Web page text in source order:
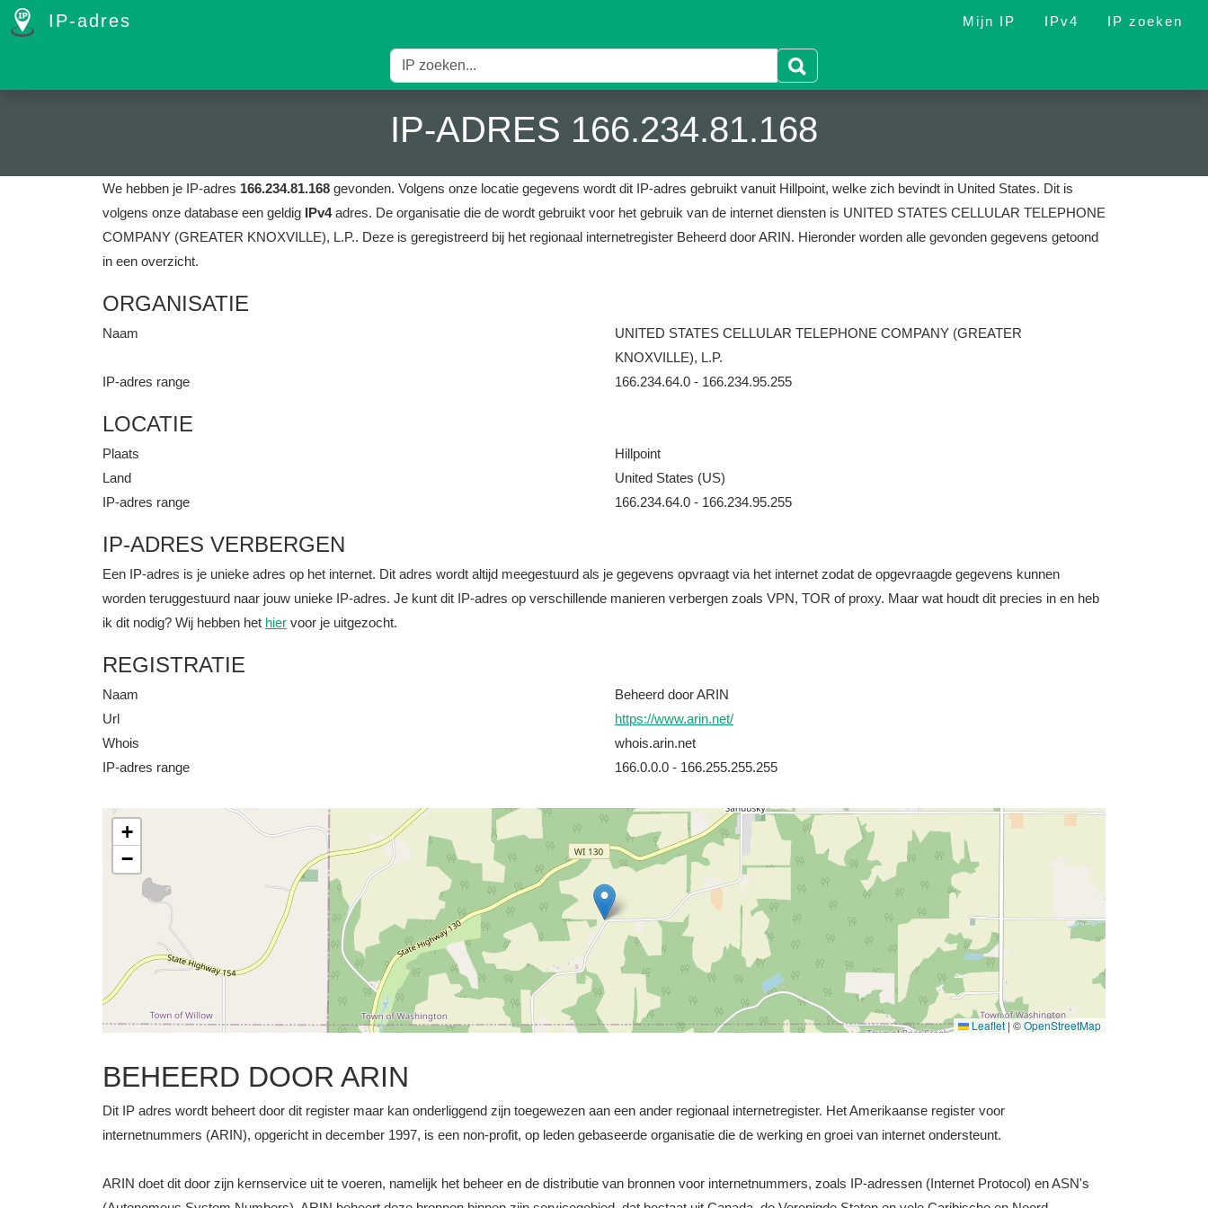
IP-adres Mijn IP IPv4 IP zoeken
IP-ADRES 166.234.81.168
We hebben je IP-adres 166.234.81.168 gevonden. Volgens onze locatie gegevens wordt dit IP-adres gebruikt vanuit Hillpoint, welke zich bevindt in United States. Dit is
volgens onze database een geldig IPv4adres. De organisatie die de wordt gebruikt voor het gebruik van de internet diensten is UNITED STATES CELLULAR TELEPHONE
COMPANY (GREATER KNOXVILLE), L.P.. Deze is geregistreerd bij het regionaal internetregister Beheerd door ARIN. Hieronder worden alle gevonden gegevens getoond
in een overzicht.
ORGANISATIE
Naam
UNITED STATES CELLULAR TELEPHONE COMPANY (GREATER
KNOXVILLE), L.P.
IP-adres range
166.234.64.0 - 166.234.95.255
LOCATIE
Plaats
Hillpoint
Land
United States (US)
IP-adres range
166.234.64.0 - 166.234.95.255
IP-ADRES VERBERGEN
Een IP-adres is je unieke adres op het internet. Dit adres wordt altijd meegestuurd als je gegevens opvraagt via het internet zodat de opgevraagde gegevens kunnen
worden teruggestuurd naar jouw unieke IP-adres. Je kunt dit IP-adres op verschillende manieren verbergen zoals VPN, TOR of proxy. Maar wat houdt dit precies in en heb
ik dit nodig? Wij hebben het hier voor je uitgezocht.
REGISTRATIE
Naam
Beheerd door ARIN
Url
https://www.arin.net/
Whois
whois.arin.net
IP-adres range
166.0.0.0 - 166.255.255.255
+
−
Leaflet | ©OpenStreetMap
BEHEERD DOOR ARIN
Dit IP adres wordt beheert door dit register maar kan onderliggend zijn toegewezen aan een ander regionaal internetregister. Het Amerikaanse register voor
internetnummers (ARIN), opgericht in december 1997, is een non-profit, op leden gebaseerde organisatie die de werking en groei van internet ondersteunt.
ARIN doet dit door zijn kernservice uit te voeren, namelijk het beheer en de distributie van bronnen voor internetnummers, zoals IP-adressen (Internet Protocol) en ASN's